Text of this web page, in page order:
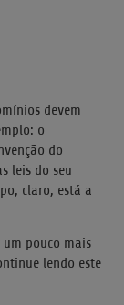
devem
o
do
leis do seu
claro, está a
um pouco mais
lendo este